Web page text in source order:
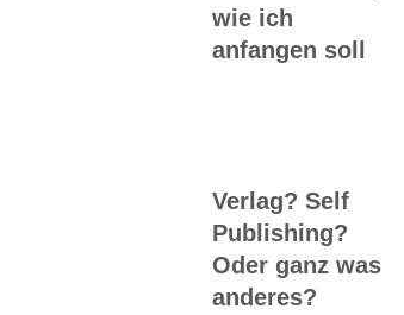
wie ich
anfangen soll
Verlag? Self
Publishing?
Oder ganz was
anderes?